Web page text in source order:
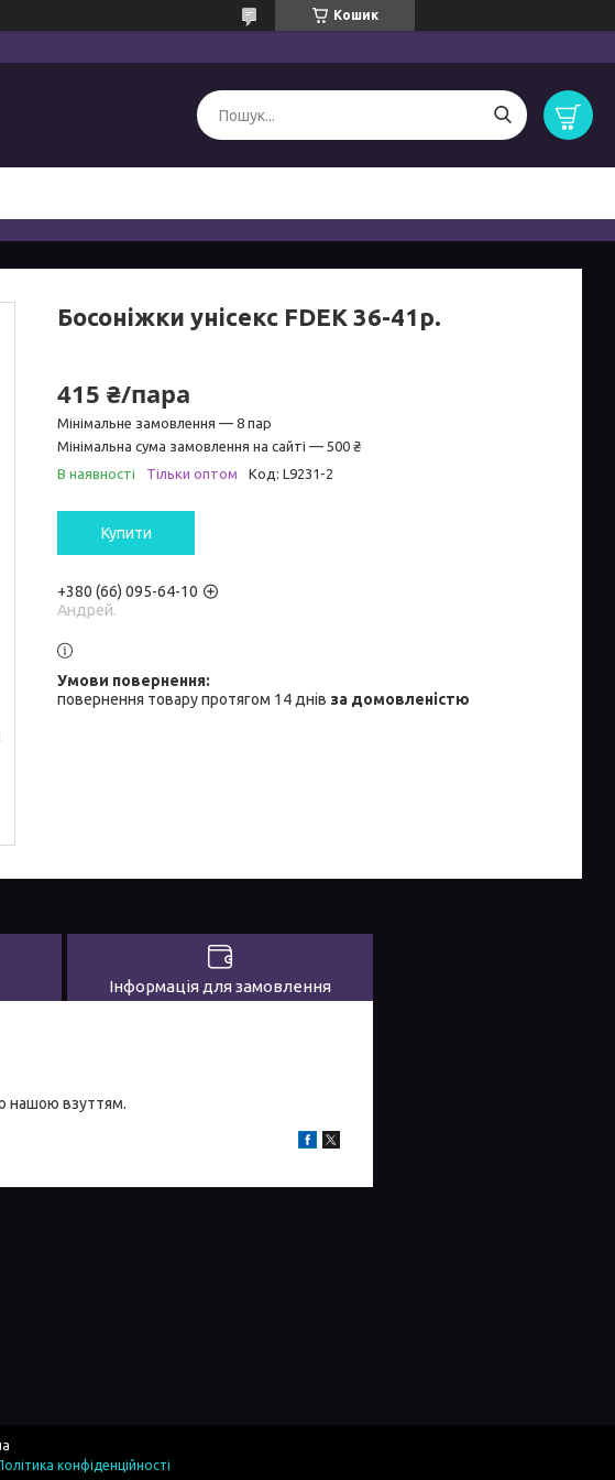
Кошик
Босоніжки унісекс FDEK 36-41р.
415 ₴/пара
Мінімальне замовлення — 8 пар
Мінімальна сума замовлення на сайті — 500 ₴
В наявності
Тільки оптом Код: L9231-2
Купити
+380 (66) 095-64-10
Андрей.
повернення товару протягом 14 днів за домовленістю
Інформація для замовлення
нашою взуттям.
конфіденційності